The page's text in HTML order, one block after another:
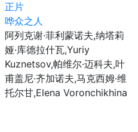
正片
哗众之人
阿列克谢·菲利蒙诺夫,纳塔莉
娅·库德拉什瓦,Yuriy
Kuznetsov,帕维尔·迈科夫,叶
甫盖尼·齐加诺夫,马克西姆·维
托尔甘,Elena Voronchikhina